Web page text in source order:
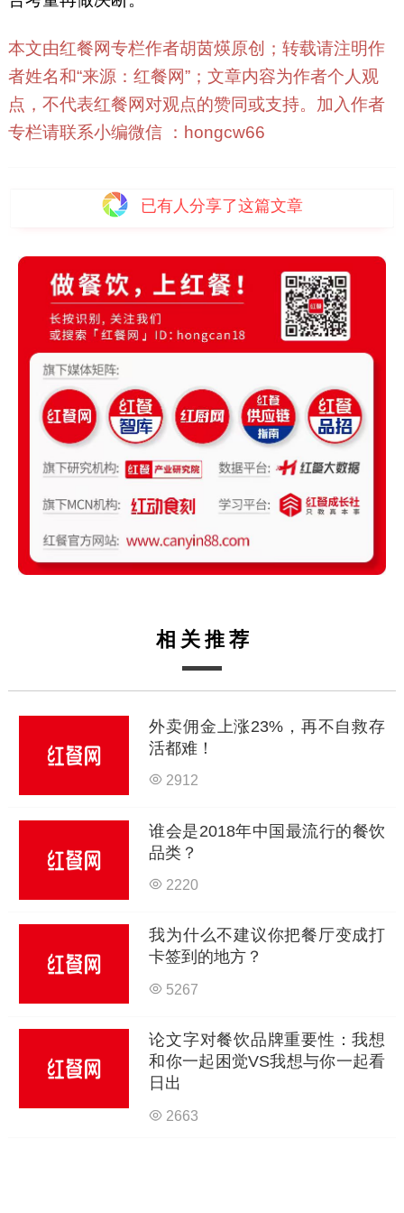
本文由红餐网专栏作者胡茵煐原创；转载请注明作
者姓名和“来源：红餐网”；文章内容为作者个人观
点，不代表红餐网对观点的赞同或支持。加入作者
专栏请联系小编微信 ：hongcw66
已有 人分享了这篇文章
相关推荐
外卖佣金上涨23%，再不自救存
活都难！
2912
谁会是2018年中国最流行的餐饮
品类？
2220
我为什么不建议你把餐厅变成打
卡签到的地方？
5267
论文字对餐饮品牌重要性：我想
和你一起困觉VS我想与你一起看
日出
2663